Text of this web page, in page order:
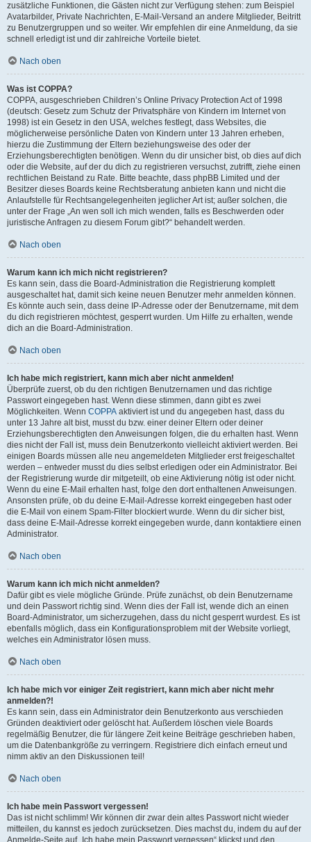
zusätzliche Funktionen, die Gästen nicht zur Verfügung stehen: zum Beispiel
Avatarbilder, Private Nachrichten, E-Mail-Versand an andere Mitglieder, Beitritt
zu Benutzergruppen und so weiter. Wir empfehlen dir eine Anmeldung, da sie
schnell erledigt ist und dir zahlreiche Vorteile bietet.
Nach oben
Was ist COPPA?
COPPA, ausgeschrieben Children’s Online Privacy Protection Act of 1998
(deutsch: Gesetz zum Schutz der Privatsphäre von Kindern im Internet von
1998) ist ein Gesetz in den USA, welches festlegt, dass Websites, die
möglicherweise persönliche Daten von Kindern unter 13 Jahren erheben,
hierzu die Zustimmung der Eltern beziehungsweise des oder der
Erziehungsberechtigten benötigen. Wenn du dir unsicher bist, ob dies auf dich
oder die Website, auf der du dich zu registrieren versuchst, zutrifft, ziehe einen
rechtlichen Beistand zu Rate. Bitte beachte, dass phpBB Limited und der
Besitzer dieses Boards keine Rechtsberatung anbieten kann und nicht die
Anlaufstelle für Rechtsangelegenheiten jeglicher Art ist; außer solchen, die
unter der Frage „An wen soll ich mich wenden, falls es Beschwerden oder
juristische Anfragen zu diesem Forum gibt?“ behandelt werden.
Nach oben
Warum kann ich mich nicht registrieren?
Es kann sein, dass die Board-Administration die Registrierung komplett
ausgeschaltet hat, damit sich keine neuen Benutzer mehr anmelden können.
Es könnte auch sein, dass deine IP-Adresse oder der Benutzername, mit dem
du dich registrieren möchtest, gesperrt wurden. Um Hilfe zu erhalten, wende
dich an die Board-Administration.
Nach oben
Ich habe mich registriert, kann mich aber nicht anmelden!
Überprüfe zuerst, ob du den richtigen Benutzernamen und das richtige
Passwort eingegeben hast. Wenn diese stimmen, dann gibt es zwei
Möglichkeiten. Wenn COPPA aktiviert ist und du angegeben hast, dass du
unter 13 Jahre alt bist, musst du bzw. einer deiner Eltern oder deiner
Erziehungsberechtigten den Anweisungen folgen, die du erhalten hast. Wenn
dies nicht der Fall ist, muss dein Benutzerkonto vielleicht aktiviert werden. Bei
einigen Boards müssen alle neu angemeldeten Mitglieder erst freigeschaltet
werden – entweder musst du dies selbst erledigen oder ein Administrator. Bei
der Registrierung wurde dir mitgeteilt, ob eine Aktivierung nötig ist oder nicht.
Wenn du eine E-Mail erhalten hast, folge den dort enthaltenen Anweisungen.
Ansonsten prüfe, ob du deine E-Mail-Adresse korrekt eingegeben hast oder
die E-Mail von einem Spam-Filter blockiert wurde. Wenn du dir sicher bist,
dass deine E-Mail-Adresse korrekt eingegeben wurde, dann kontaktiere einen
Administrator.
Nach oben
Warum kann ich mich nicht anmelden?
Dafür gibt es viele mögliche Gründe. Prüfe zunächst, ob dein Benutzername
und dein Passwort richtig sind. Wenn dies der Fall ist, wende dich an einen
Board-Administrator, um sicherzugehen, dass du nicht gesperrt wurdest. Es ist
ebenfalls möglich, dass ein Konfigurationsproblem mit der Website vorliegt,
welches ein Administrator lösen muss.
Nach oben
Ich habe mich vor einiger Zeit registriert, kann mich aber nicht mehr
anmelden?!
Es kann sein, dass ein Administrator dein Benutzerkonto aus verschieden
Gründen deaktiviert oder gelöscht hat. Außerdem löschen viele Boards
regelmäßig Benutzer, die für längere Zeit keine Beiträge geschrieben haben,
um die Datenbankgröße zu verringern. Registriere dich einfach erneut und
nimm aktiv an den Diskussionen teil!
Nach oben
Ich habe mein Passwort vergessen!
Das ist nicht schlimm! Wir können dir zwar dein altes Passwort nicht wieder
mitteilen, du kannst es jedoch zurücksetzen. Dies machst du, indem du auf der
Anmelde-Seite auf „Ich habe mein Passwort vergessen“ klickst und den